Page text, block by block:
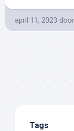
april 11, 2023 door
Tags